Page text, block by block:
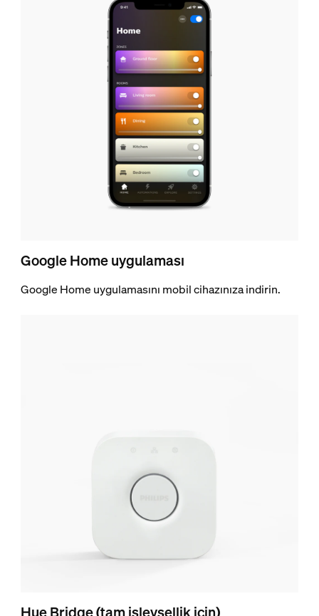
Google Home uygulaması
Google Home uygulamasını mobil cihazınıza indirin.
Hue Bridge (tam işlevsellik için)